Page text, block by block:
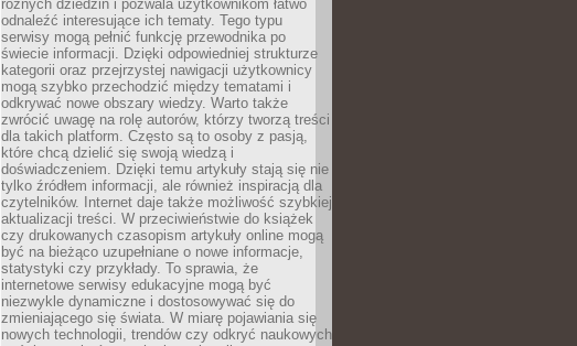
różnych dziedzin i pozwala użytkownikom łatwo
odnaleźć interesujące ich tematy. Tego typu
serwisy mogą pełnić funkcję przewodnika po
świecie informacji. Dzięki odpowiedniej strukturze
kategorii oraz przejrzystej nawigacji użytkownicy
mogą szybko przechodzić między tematami i
odkrywać nowe obszary wiedzy. Warto także
zwrócić uwagę na rolę autorów, którzy tworzą treści
dla takich platform. Często są to osoby z pasją,
które chcą dzielić się swoją wiedzą i
doświadczeniem. Dzięki temu artykuły stają się nie
tylko źródłem informacji, ale również inspiracją dla
czytelników. Internet daje także możliwość szybkiej
aktualizacji treści. W przeciwieństwie do książek
czy drukowanych czasopism artykuły online mogą
być na bieżąco uzupełniane o nowe informacje,
statystyki czy przykłady. To sprawia, że
internetowe serwisy edukacyjne mogą być
niezwykle dynamiczne i dostosowywać się do
zmieniającego się świata. W miarę pojawiania się
nowych technologii, trendów czy odkryć naukowych